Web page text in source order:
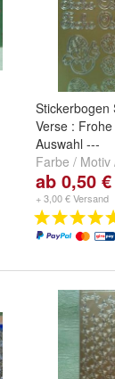
Stickerbogen
Verse : Frohe
Auswahl ---
Farbe /
Starform 480
pickup 418 gold
48 silberund
ab 0,50 €
+ 3,00 € Versand